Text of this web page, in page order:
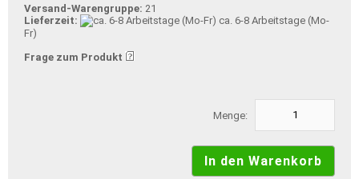
Versand-Warengruppe: 21
Lieferzeit:
ca. 6-8 Arbeitstage (Mo-
Fr)
Frage zum Produkt
Menge: